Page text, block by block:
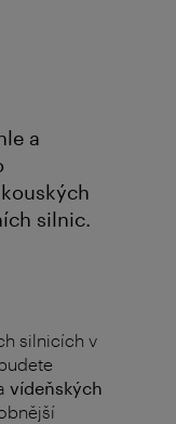
a
silnic.
silnicích v
vídeňských